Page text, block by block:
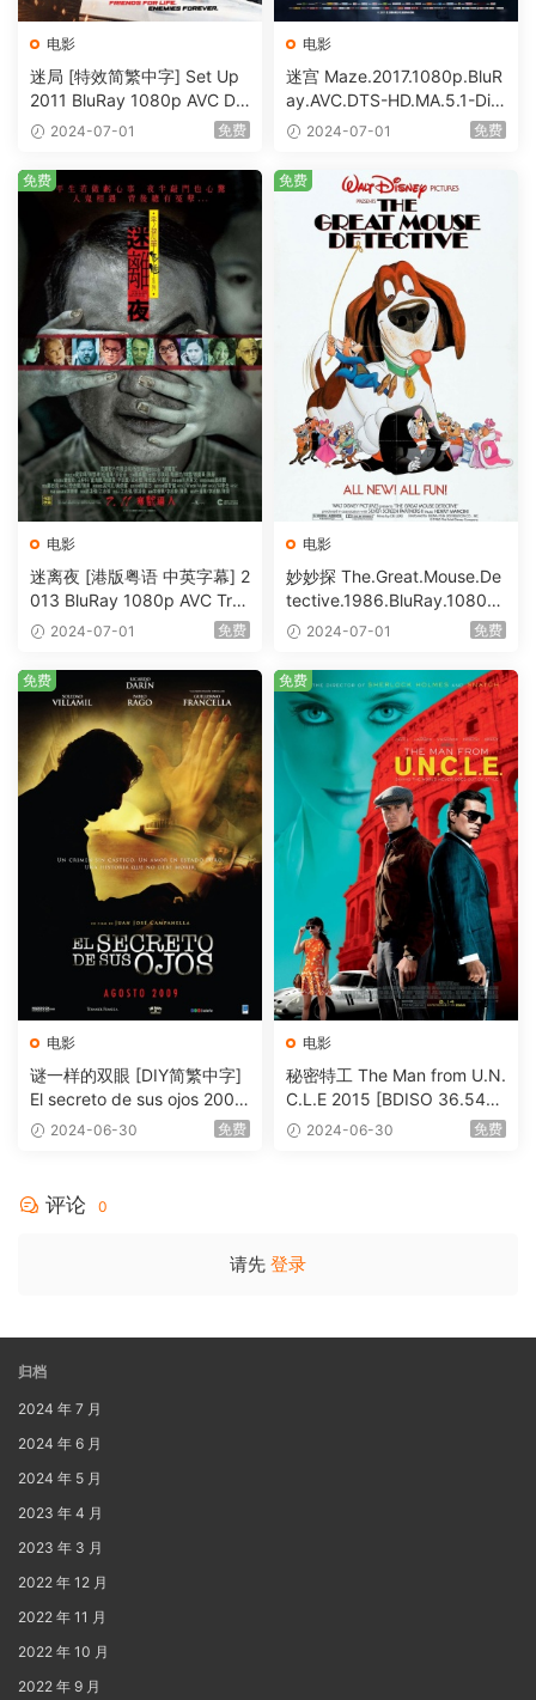
电影
迷局 [特效简繁中字] Set Up
2011 BluRay 1080p AVC DT
S-HD MA5.1-shhaclm@CHD
2024-07-01 免费
电影
迷宫 Maze.2017.1080p.BluR
ay.AVC.DTS-HD.MA.5.1-DiY
@HDHome [BDISO 19.7GB]
2024-07-01 免费
电影
迷离夜 [港版粤语 中英字幕] 2
013 BluRay 1080p AVC Tru
eHD5.1 [BDISO 22.64GB]
2024-07-01 免费
免费
电影
妙妙探 The.Great.Mouse.De
tective.1986.BluRay.1080p.
AVC.DTS-HD.MA.5.1-HDHo
2024-07-01 免费
免费
电影
谜一样的双眼 [DIY简繁中字]
El secreto de sus ojos 2009
1080p Blu-ray AVC DTS-HD
2024-06-30 免费
免费
电影
秘密特工 The Man from U.N.
C.L.E 2015 [BDISO 36.54G
B] 2024-06-30 免费
免费
评论 0
请先 登录
归档
2024 年 7 月
2024 年 6 月
2024 年 5 月
2023 年 4 月
2023 年 3 月
2022 年 12 月
2022 年 11 月
2022 年 10 月
2022 年 9 月